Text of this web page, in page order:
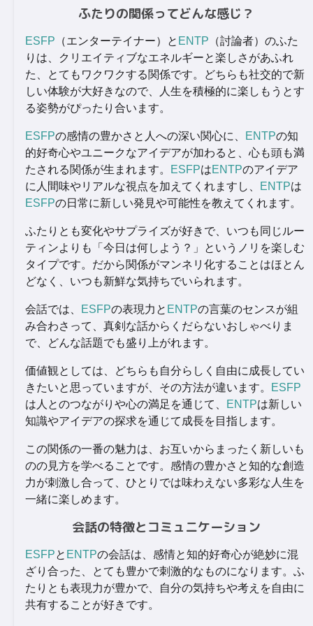
ふたりの関係ってどんな感じ？
ESFP （エンターテイナー）と ENTP （討論者）のふた
りは、クリエイティブなエネルギーと楽しさがあふれ
た、とてもワクワクする関係です。どちらも社交的で新
しい体験が大好きなので、人生を積極的に楽しもうとす
る姿勢がぴったり合います。
ESFPの感情の豊かさと人への深い関心に、 ENTPの知
的好奇心やユニークなアイデアが加わると、心も頭も満
たされる関係が生まれます。
ESFPはENTPのアイデア
に人間味やリアルな視点を加えてくれますし、
ENTPは
ESFPの日常に新しい発見や可能性を教えてくれます。
ふたりとも変化やサプライズが好きで、いつも同じルー
ティンよりも「今日は何しよう？」というノリを楽しむ
タイプです。だから関係がマンネリ化することはほとん
どなく、いつも新鮮な気持ちでいられます。
会話では、 ESFPの表現力と ENTPの言葉のセンスが組
み合わさって、真剣な話からくだらないおしゃべりま
で、どんな話題でも盛り上がれます。
価値観としては、どちらも自分らしく自由に成長してい
きたいと思っていますが、その方法が違います。
ESFP
は人とのつながりや心の満足を通じて、
ENTPは新しい
知識やアイデアの探求を通じて成長を目指します。
この関係の一番の魅力は、お互いからまったく新しいも
のの見方を学べることです。感情の豊かさと知的な創造
力が刺激し合って、ひとりでは味わえない多彩な人生を
一緒に楽しめます。
会話の特徴とコミュニケーション
ESFPと ENTPの会話は、感情と知的好奇心が絶妙に混
ざり合った、とても豊かで刺激的なものになります。ふ
たりとも表現力が豊かで、自分の気持ちや考えを自由に
共有することが好きです。